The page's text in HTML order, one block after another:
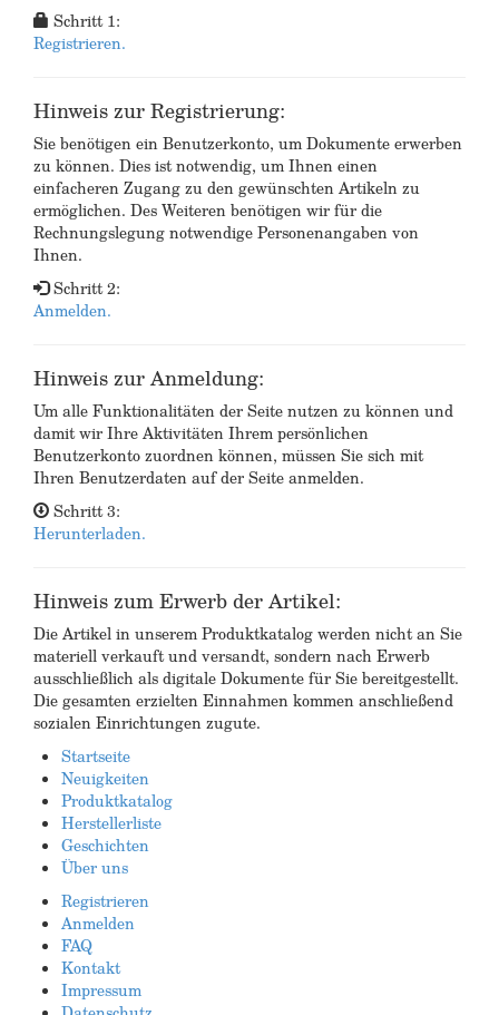
Schritt 1:
Registrieren.
Hinweis zur Registrierung:
Sie benötigen ein Benutzerkonto, um Dokumente erwerben
zu können. Dies ist notwendig, um Ihnen einen
einfacheren Zugang zu den gewünschten Artikeln zu
ermöglichen. Des Weiteren benötigen wir für die
Rechnungslegung notwendige Personenangaben von
Ihnen.
Schritt 2:
Anmelden.
Hinweis zur Anmeldung:
Um alle Funktionalitäten der Seite nutzen zu können und
damit wir Ihre Aktivitäten Ihrem persönlichen
Benutzerkonto zuordnen können, müssen Sie sich mit
Ihren Benutzerdaten auf der Seite anmelden.
Schritt 3:
Herunterladen.
Hinweis zum Erwerb der Artikel:
Die Artikel in unserem Produktkatalog werden nicht an Sie
materiell verkauft und versandt, sondern nach Erwerb
ausschließlich als digitale Dokumente für Sie bereitgestellt.
Die gesamten erzielten Einnahmen kommen anschließend
sozialen Einrichtungen zugute.
Startseite
Neuigkeiten
Produktkatalog
Herstellerliste
Geschichten
Über uns
Registrieren
Anmelden
FAQ
Kontakt
Impressum